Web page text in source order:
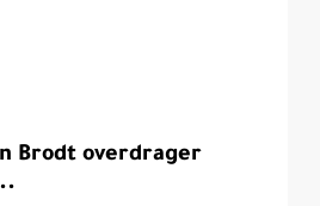
Brodt overdrager